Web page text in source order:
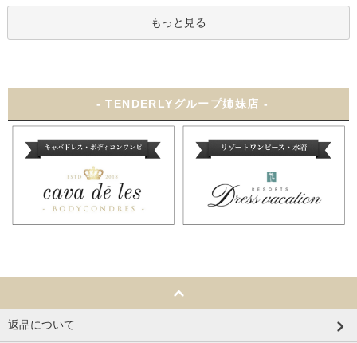
もっと見る
- TENDERLYグループ姉妹店 -
返品について